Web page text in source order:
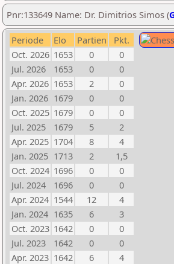
Pnr:133649 Name: Dr. Dimitrios Simos (
Periode Elo Partien
Pkt.
Oct. 2026 1653 0
0
Jul. 2026
1653 0
0
Apr. 2026 1653 2
0
Jan. 2026 1679 0
0
Oct. 2025 1679 0
0
Jul. 2025
1679 5
2
Apr. 2025 1704 8
4
Jan. 2025 1713 2
1,5
Oct. 2024 1696 0
0
Jul. 2024
1696 0
0
Apr. 2024 1544 12
4
Jan. 2024 1635 6
3
Oct. 2023 1642 0
0
Jul. 2023
1642 0
0
Apr. 2023 1642 6
4